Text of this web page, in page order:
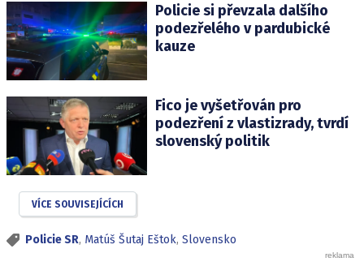
Policie si převzala dalšího
podezřelého v pardubické
kauze
Fico je vyšetřován pro
podezření z vlastizrady, tvrdí
slovenský politik
VÍCE SOUVISEJÍCÍCH
Policie SR, Matúš Šutaj Eštok, Slovensko